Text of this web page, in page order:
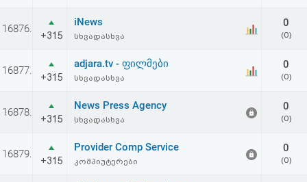
16876.
+315
iNews
სხვადასხვა
0
(0)
16877.
+315
adjara.tv - ფილმები
სხვადასხვა
0
(0)
16878.
+315
News Press Agency
სხვადასხვა
0
(0)
16879.
+315
Provider Comp Service
კომპიუტერები
0
(0)